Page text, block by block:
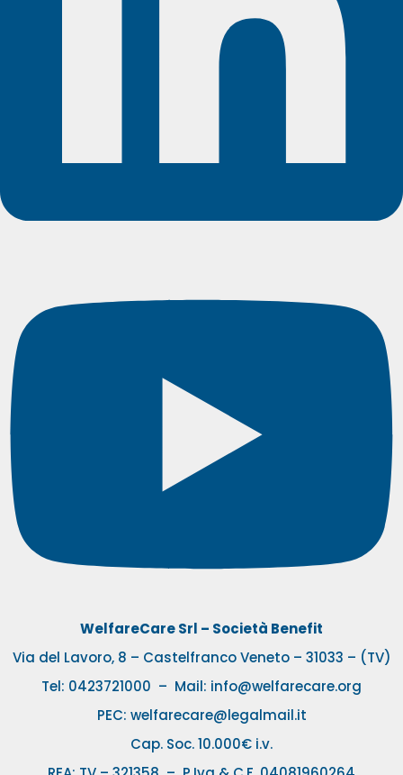
WelfareCare Srl – Società Benefit
Via del Lavoro, 8 – Castelfranco Veneto – 31033 – (TV)
Tel: 0423721000 – Mail: info@welfarecare.org
PEC: welfarecare@legalmail.it
Cap. Soc. 10.000€ i.v.